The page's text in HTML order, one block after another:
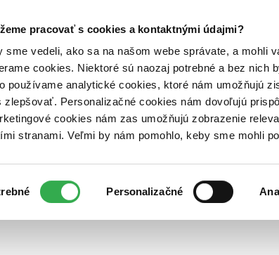
pracovať s cookies a kontaktnými údajmi?
sme vedeli, ako sa na našom webe správate, a mohli
cookies. Niektoré sú naozaj potrebné a bez nich
používame analytické cookies, ktoré nám umožňujú
zlepšovať. Personalizačné cookies nám dovoľujú
cookies nám zas umožňujú zobrazenie
stranami. Veľmi by nám pomohlo, keby sme mohli
Personalizačné
Kontakt